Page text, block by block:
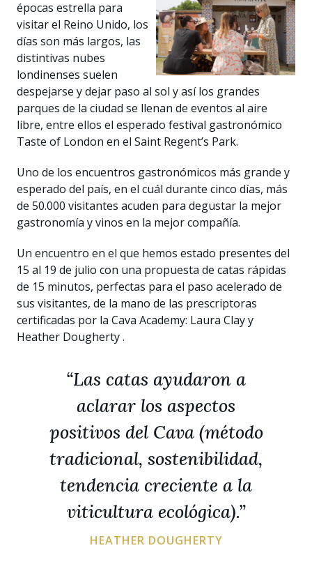
épocas estrella para
visitar el Reino Unido, los
días son más largos, las
distintivas nubes
londinenses suelen
despejarse y dejar paso al sol y así los grandes
parques de la ciudad se llenan de eventos al aire
libre, entre ellos el esperado festival gastronómico
Taste of London en el Saint Regent’s Park.
Uno de los encuentros gastronómicos más grande y
esperado del país, en el cuál durante cinco días, más
de 50.000 visitantes acuden para degustar la mejor
gastronomía y vinos en la mejor compañía.
Un encuentro en el que hemos estado presentes del
15 al 19 de julio con una propuesta de catas rápidas
de 15 minutos, perfectas para el paso acelerado de
sus visitantes, de la mano de las prescriptoras
certificadas por la Cava Academy: Laura Clay y
Heather Dougherty .
“Las catas ayudaron a
aclarar los aspectos
positivos del Cava (método
tradicional, sostenibilidad,
tendencia creciente a la
viticultura ecológica).”
HEATHER DOUGHERTY